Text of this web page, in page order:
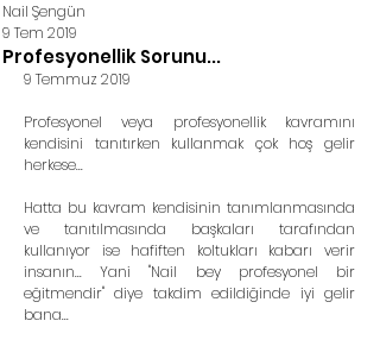
Profesyonellik Sorunu...
Nail Şengün
9 Tem 2019
9 Temmuz 2019
Profesyonel veya profesyonellik kavramını
kendisini tanıtırken kullanmak çok hoş gelir
herkese...
Hatta bu kavram kendisinin tanımlanmasında
ve tanıtılmasında başkaları tarafından
kullanıyor ise hafiften koltukları kabarı verir
insanın... Yani "Nail bey profesyonel bir
eğitmendir" diye takdim edildiğinde iyi gelir
bana...